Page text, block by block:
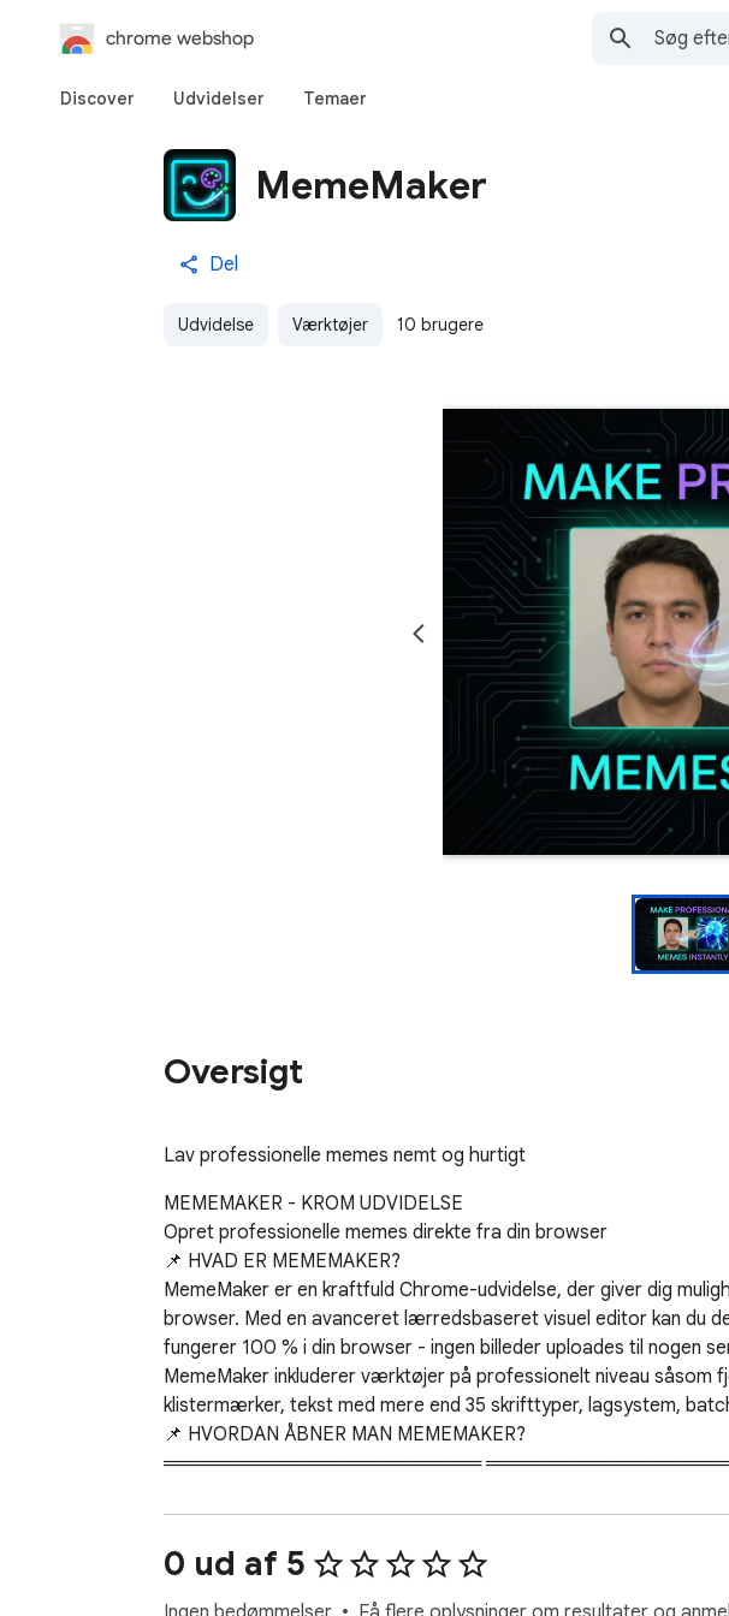
chrome webshop
Discover Udvidelser Temaer
MemeMaker
Del
Udvidelse Værktøjer 10 brugere
Oversigt
Lav professionelle memes nemt og hurtigt
MEMEMAKER - KROM UDVIDELSE
Opret professionelle memes direkte fra din browser
📌 HVAD ER MEMEMAKER?
MemeMaker er en kraftfuld Chrome-udvidelse, der giver dig
browser. Med en avanceret lærredsbaseret visuel editor kan du
fungerer 100 % i din browser - ingen billeder uploades til nogen
MemeMaker inkluderer værktøjer på professionelt niveau såsom
klistermærker, tekst med mere end 35 skrifttyper, lagsystem,
📌 HVORDAN ÅBNER MAN MEMEMAKER?
════════════════════════
2. Når det er installeret, vil du se MemeMaker-ikonet (🎨) i
   - Hvis du ikke kan se ikonet, skal du klikke på puslespilsikonet (🧩) i Chrome-bjælken for at se dine udvidelser og fastgøre MemeMaker ved at klikke på
knappenålen (📌).
3. Klik på MemeMaker-ikonet for at åbne pop op-vinduet.
0 ud af 5